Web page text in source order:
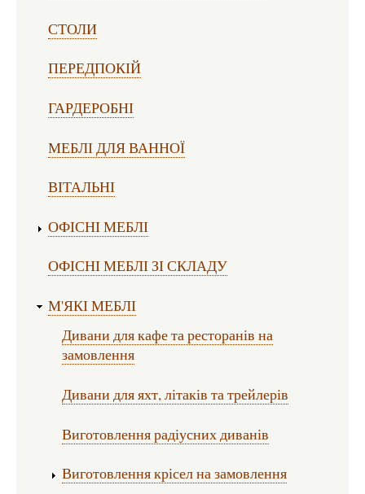
СТОЛИ
ПЕРЕДПОКІЙ
ГАРДЕРОБНІ
МЕБЛІ ДЛЯ ВАННОЇ
ВІТАЛЬНІ
ОФІСНІ МЕБЛІ
ОФІСНІ МЕБЛІ ЗІ СКЛАДУ
М'ЯКІ МЕБЛІ
Дивани для кафе та ресторанів на
замовлення
Дивани для яхт, літаків та трейлерів
Виготовлення радіусних диванів
Виготовлення крісел на замовлення